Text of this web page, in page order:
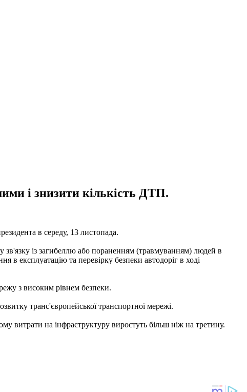
і знизити кількість ДТП.
в середу, 13 листопада.
зв'язку із загибеллю або пораненням (травмуванням) людей в
в експлуатацію та перевірку безпеки автодоріг в ході
з високим рівнем безпеки.
транс'європейської транспортної мережі.
витрати на інфраструктуру виростуть більш ніж на третину.